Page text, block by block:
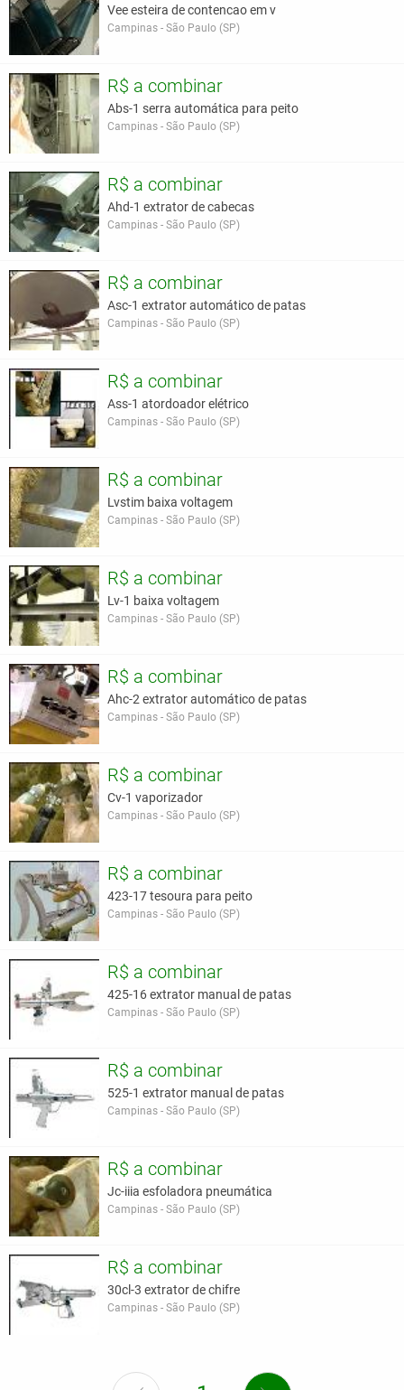
Vee esteira de contencao em v
Campinas - São Paulo (SP)
R$ a combinar
Abs-1 serra automática para peito
Campinas - São Paulo (SP)
R$ a combinar
Ahd-1 extrator de cabecas
Campinas - São Paulo (SP)
R$ a combinar
Asc-1 extrator automático de patas
Campinas - São Paulo (SP)
R$ a combinar
Ass-1 atordoador elétrico
Campinas - São Paulo (SP)
R$ a combinar
Lvstim baixa voltagem
Campinas - São Paulo (SP)
R$ a combinar
Lv-1 baixa voltagem
Campinas - São Paulo (SP)
R$ a combinar
Ahc-2 extrator automático de patas
Campinas - São Paulo (SP)
R$ a combinar
Cv-1 vaporizador
Campinas - São Paulo (SP)
R$ a combinar
423-17 tesoura para peito
Campinas - São Paulo (SP)
R$ a combinar
425-16 extrator manual de patas
Campinas - São Paulo (SP)
R$ a combinar
525-1 extrator manual de patas
Campinas - São Paulo (SP)
R$ a combinar
Jc-iiia esfoladora pneumática
Campinas - São Paulo (SP)
R$ a combinar
30cl-3 extrator de chifre
Campinas - São Paulo (SP)